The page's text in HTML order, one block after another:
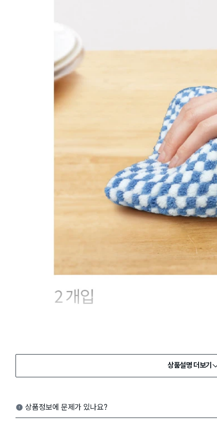
상품설명 더보기
상품정보에 문제가 있나요?